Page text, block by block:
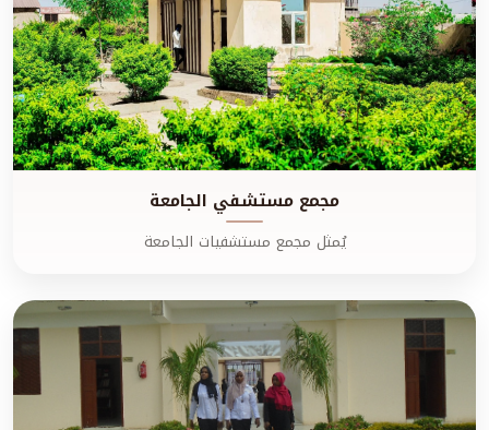
مجمع مستشفي الجامعة
يُمثل مجمع مستشفيات الجامعة